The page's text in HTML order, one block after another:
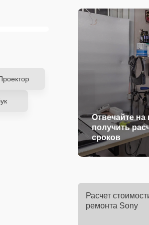
Отвечайте
получить
сроков
Расчет
ремонта Sony